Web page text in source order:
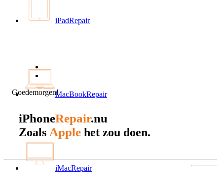
iPadRepair
MacBookRepair
iMacRepair
Goedemorgen!
iPhoneRepair.nu
Zoals Apple het zou doen.